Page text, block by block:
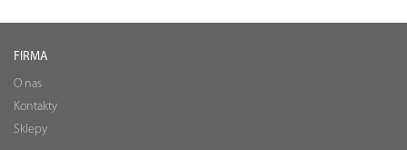
FIRMA
O nas
Kontakty
Sklepy